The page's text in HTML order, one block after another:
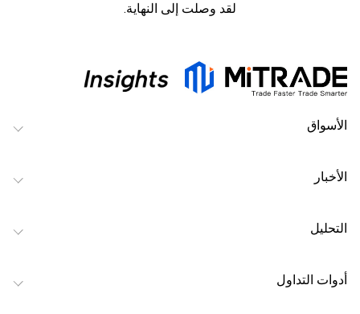
لقد وصلت إلى النهاية.
الأسواق
الأخبار
التحليل
أدوات التداول